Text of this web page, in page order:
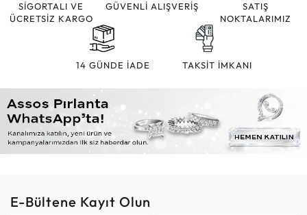
SİGORTALI VE
ÜCRETSİZ KARGO
GÜVENLİ ALIŞVERİŞ
SATIŞ
NOKTALARIMIZ
14 GÜNDE İADE TAKSİT İMKANI
E-Bültene Kayıt Olun